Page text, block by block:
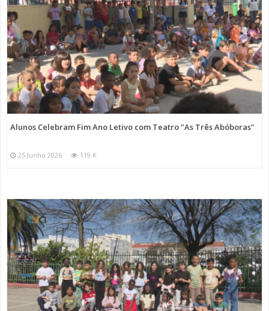
Alunos Celebram Fim Ano Letivo com Teatro "As Três Abóboras"
25 Junho 2026 119 K